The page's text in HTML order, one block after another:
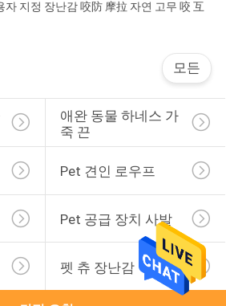
지정 장난감 咬防 摩拉 자연 고무 咬 互
모든
애완 동물 하네스 가
죽 끈
Pet 견인 로우프
Pet 공급 장치 사발
펫 츄 장난감